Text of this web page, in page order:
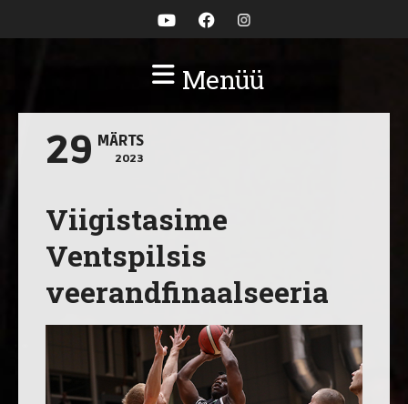
Menüü
29 MÄRTS
2023
Viigistasime
Ventspilsis
veerandfinaalseeria